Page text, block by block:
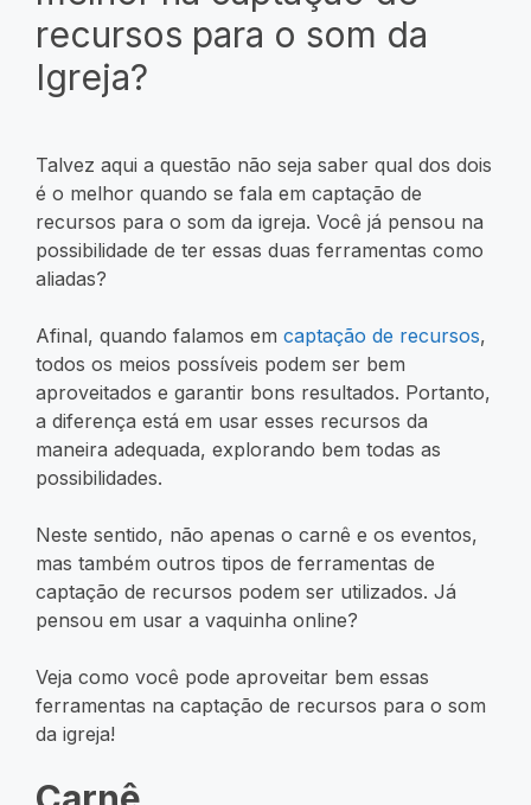
recursos para o som da
Igreja?
Talvez aqui a questão não seja saber qual dos dois
é o melhor quando se fala em captação de
recursos para o som da igreja. Você já pensou na
possibilidade de ter essas duas ferramentas como
aliadas?
Afinal, quando falamos em captação de recursos,
todos os meios possíveis podem ser bem
aproveitados e garantir bons resultados. Portanto,
a diferença está em usar esses recursos da
maneira adequada, explorando bem todas as
possibilidades.
Neste sentido, não apenas o carnê e os eventos,
mas também outros tipos de ferramentas de
captação de recursos podem ser utilizados. Já
pensou em usar a vaquinha online?
Veja como você pode aproveitar bem essas
ferramentas na captação de recursos para o som
da igreja!